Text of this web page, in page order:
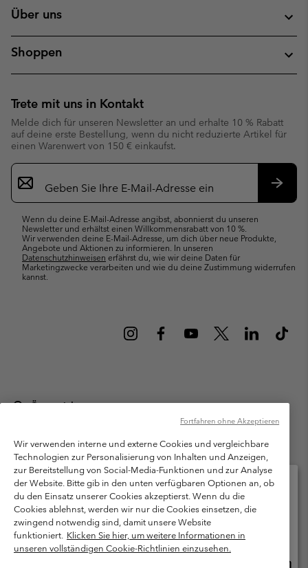
Über uns
Shoppen
Trete mit uns in Kontakt
Melde dich für unseren Newsletter an und erhalte 10 % Rabatt
auf deine erste Bestellung, wenn du nicht reduzierte Artikel für
einen Warenwert von 150 € einkaufst.
Newsletter-
Anmeldung
Wenn du deine E-Mail-Adresse angibst, abonnierst du unseren
Newsletter und erhältst einen Willkommensrabatt von 10 %.
Wir verwenden deine E-Mail-Adresse, um dich über neue Produkte,
Angebote und Aktionen zu informieren. In unseren
Datenschutzhinweisen erfährst du, wie wir deine Daten für
Marketingzwecke verarbeiten und wie du deine Zustimmung widerrufen
kannst.
Österreich
Columbia Sportswear Austria GmbH. Moosfeldstraße 1, 5101
Bergheim, Salzburg Österreich. Alle Rechte vorbehalten.
Nutzungsbedingungen
Allgemeine Verkaufsbedingungen
Garantie
Datenschutzerklärung
Bestimmungen und Bedingungen des Mitglieder Programms
Nutzungsbedingungen Für Nutzergenerierte Inhalte
Cookies
Wir verwenden interne und externe Cookies und vergleichbare
Technologien zur Personalisierung von Inhalten und Anzeigen,
zur Bereitstellung von Social-Media-Funktionen und zur Analyse
der Website. Bitte gib in den unten verfügbaren Optionen an, ob
du den Einsatz unserer Cookies akzeptierst. Wenn du die
Cookies ablehnst, werden wir nur die Cookies einsetzen, die
zwingend notwendig sind, damit unsere Website
funktioniert. Klicken Sie hier, um weitere Informationen in
unseren vollständigen Cookie-Richtlinien einzusehen.
Fortfahren ohne Akzeptieren
Bitte wählen Sie Ihr Lieferland und Ihre Sprache
Online-Einkauf verfügbar